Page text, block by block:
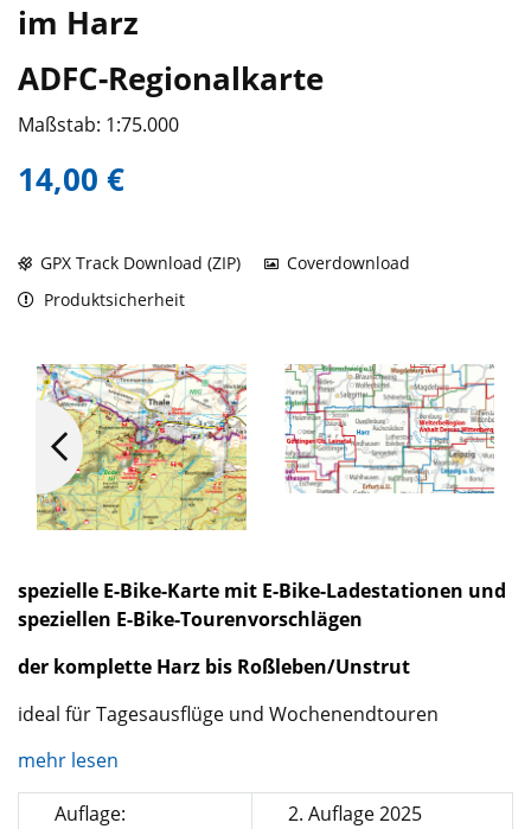
im Harz
ADFC-Regionalkarte
Maßstab: 1:75.000
14,00 €
GPX Track Download (ZIP)
Coverdownload
Produktsicherheit
spezielle E-Bike-Karte mit E-Bike-Ladestationen und
speziellen E-Bike-Tourenvorschlägen
der komplette Harz bis Roßleben/Unstrut
ideal für Tagesausflüge und Wochenendtouren
mehr lesen
Auflage:
2. Auflage 2025